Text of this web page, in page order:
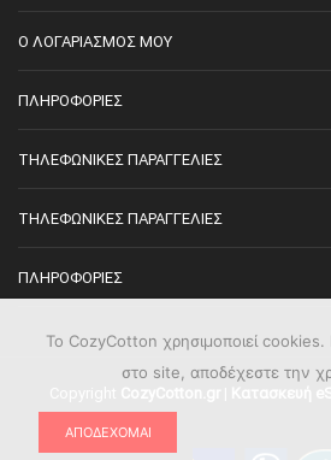
O ΛΟΓΑΡΙΑΣΜΌΣ ΜΟΥ
ΠΛΗΡΟΦΟΡΊΕΣ
ΤΗΛΕΦΩΝΙΚΈΣ ΠΑΡΑΓΓΕΛΊΕΣ
ΤΗΛΕΦΩΝΙΚΈΣ ΠΑΡΑΓΓΕΛΊΕΣ
ΠΛΗΡΟΦΟΡΊΕΣ
Το CozyCotton χρησιμοποιεί
στο site, αποδέχεστε την
ΑΠΟΔΈΧΟΜΑΙ